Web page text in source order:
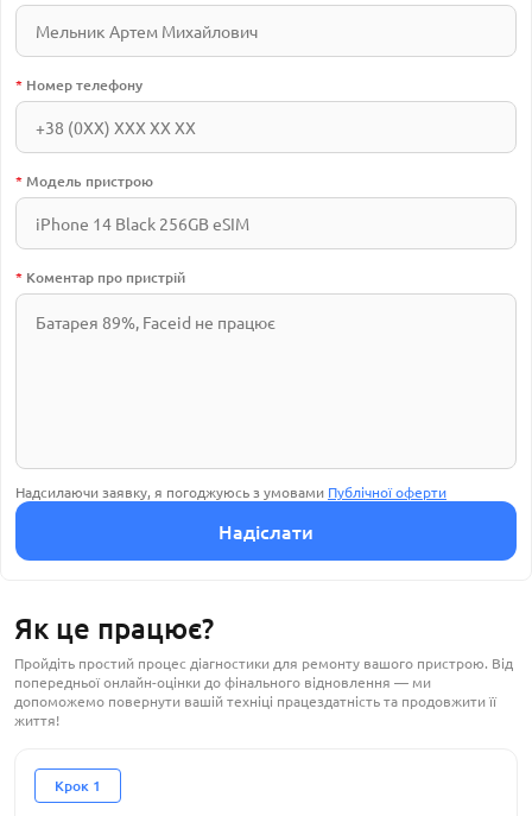
* Номер телефону
*Модель пристрою
* Коментар про пристрій
Надсилаючи заявку, я погоджуюсь з умовами Публічної оферти
Надіслати
Як це працює?
Пройдіть простий процес діагностики для ремонту вашого пристрою. Від
попередньої онлайн-оцінки до фінального відновлення — ми
допоможемо повернути вашій техніці працездатність та продовжити її
життя!
Крок 1